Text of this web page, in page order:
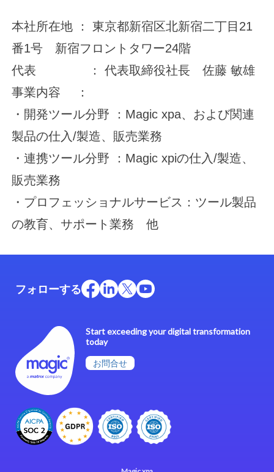
本社所在地 ： 東京都新宿区北新宿二丁目21
番1号 新宿フロントタワー24階
代表 ： 代表取締役社長 佐藤 敏雄
事業内容 ：
・開発ツール分野 ：Magic xpa、および関連
製品の仕入/製造、販売業務
・連携ツール分野 ：Magic xpiの仕入/製造、
販売業務
・プロフェッショナルサービス：ツール製品
の教育、サポート業務 他
Start exceeding your digital transformation
today
お問合せ
フォローする